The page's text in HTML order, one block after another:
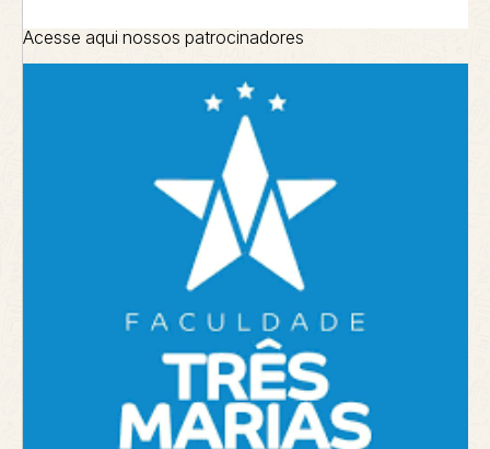
Acesse aqui nossos patrocinadores